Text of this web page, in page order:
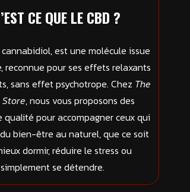
CE QUE LE CBD ?
cannabidiol, est une molécule issue
reconnue pour ses effets relaxants
sans effet psychotrope. Chez The
, nous vous proposons des
qualité pour accompagner ceux qui
bien-être au naturel, que ce soit
dormir, réduire le stress ou
simplement se détendre.